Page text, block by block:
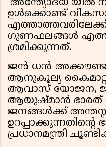
'അന്ത്യോദയ'യിൽ
ഉൾക്കൊണ്ട്
ഗുണഫലങ്ങൾ
ശ്രമിക്കുന്നത്.
ജൻ ധൻ
ആനുകൂല്യ
ആവാസ് യോജന,
ആയുഷ്മാൻ ഭാരത്
ജനങ്ങൾക്ക്
ഉറപ്പാക്കുന്നതിന്റെ
പ്രധാനമന്ത്രി